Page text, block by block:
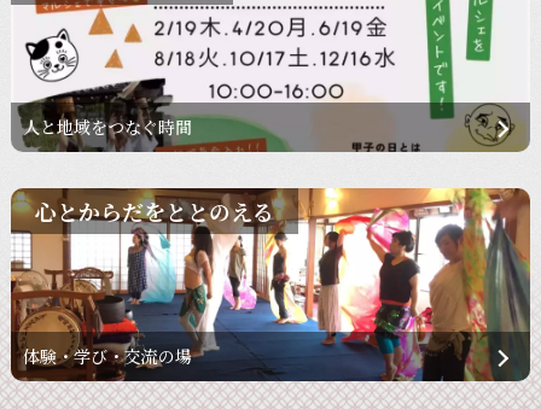
人と地域をつなぐ時間
心とからだをととのえる
体験・学び・交流の場